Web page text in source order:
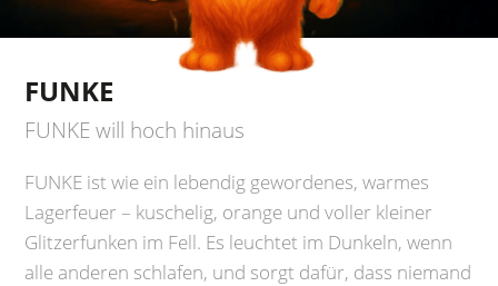
FUNKE
FUNKE will hoch hinaus
FUNKE ist wie ein lebendig gewordenes, warmes
Lagerfeuer – kuschelig, orange und voller kleiner
Glitzerfunken im Fell. Es leuchtet im Dunkeln, wenn
alle anderen schlafen, und sorgt dafür, dass niemand